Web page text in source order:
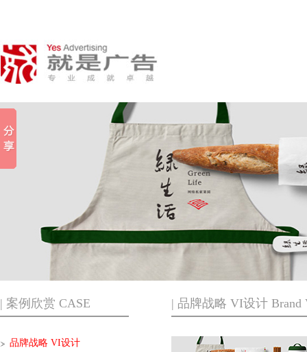
| 案例欣赏 CASE
品牌战略 VI设计
| 品牌战略 VI设计 Brand